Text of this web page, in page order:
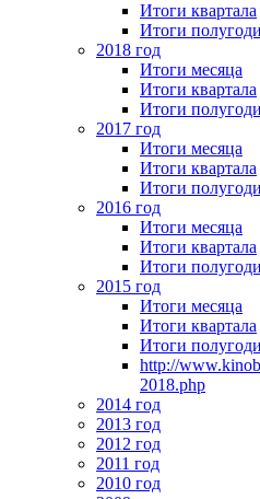
Итоги квартала
Итоги
2018 год
Итоги месяца
Итоги квартала
Итоги
2017 год
Итоги месяца
Итоги квартала
Итоги
2016 год
Итоги месяца
Итоги квартала
Итоги
2015 год
Итоги месяца
Итоги квартала
Итоги
http://
2018.php
2014 год
2013 год
2012 год
2011 год
2010 год